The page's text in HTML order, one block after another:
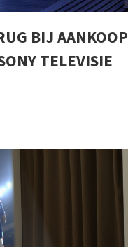
BIJ AANKOOP
TELEVISIE